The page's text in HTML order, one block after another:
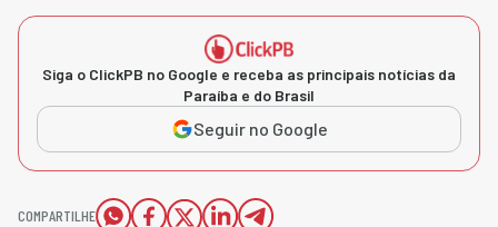
Siga o ClickPB no Google e receba as principais notícias da
Paraíba e do Brasil
Seguir no Google
COMPARTILHE